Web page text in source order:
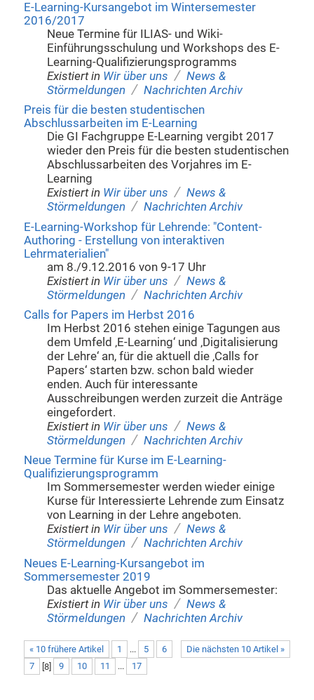
E-Learning-Kursangebot im Wintersemester
2016/2017
Neue Termine für ILIAS- und Wiki-
Einführungsschulung und Workshops des E-
Learning-Qualifizierungsprogramms
Existiert in Wir über uns / News &
Störmeldungen / Nachrichten Archiv
Preis für die besten studentischen
Abschlussarbeiten im E-Learning
Die GI Fachgruppe E-Learning vergibt 2017
wieder den Preis für die besten studentischen
Abschlussarbeiten des Vorjahres im E-
Learning
Existiert in Wir über uns / News &
Störmeldungen / Nachrichten Archiv
E-Learning-Workshop für Lehrende: "Content-
Authoring - Erstellung von interaktiven
Lehrmaterialien"
am 8./9.12.2016 von 9-17 Uhr
Existiert in Wir über uns / News &
Störmeldungen / Nachrichten Archiv
Calls for Papers im Herbst 2016
Im Herbst 2016 stehen einige Tagungen aus
dem Umfeld ‚E-Learning‘ und ‚Digitalisierung
der Lehre‘ an, für die aktuell die ‚Calls for
Papers‘ starten bzw. schon bald wieder
enden. Auch für interessante
Ausschreibungen werden zurzeit die Anträge
eingefordert.
Existiert in Wir über uns / News &
Störmeldungen / Nachrichten Archiv
Neue Termine für Kurse im E-Learning-
Qualifizierungsprogramm
Im Sommersemester werden wieder einige
Kurse für Interessierte Lehrende zum Einsatz
von Learning in der Lehre angeboten.
Existiert in Wir über uns / News &
Störmeldungen / Nachrichten Archiv
Neues E-Learning-Kursangebot im
Sommersemester 2019
Das aktuelle Angebot im Sommersemester:
Existiert in Wir über uns / News &
Störmeldungen / Nachrichten Archiv
« 10 frühere Artikel Die nächsten 10 Artikel »
1 ... 5
6
7
[8] 9 10 11 ... 17